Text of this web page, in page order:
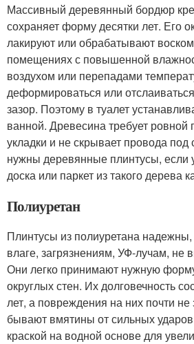
Массивный деревянный бордюр
сохраняет форму десятки лет. Его
лакируют или обрабатывают
помещениях с повышенной
воздухом или перепадами
деформироваться или
зазор. Поэтому в туалет
ванной. Древесина требует ровной
укладки и не скрывает провода
нужны деревянные плинтусы, если
доска или паркет из такого дерева
Полиуретан
Плинтусы из полиуретана надежны,
влаге, загрязнениям, УФ-лучам, не
Они легко принимают нужную
округлых стен. Их долговечность
лет, а повреждения на них почти не
бывают вмятины от сильных
краской на водной основе для